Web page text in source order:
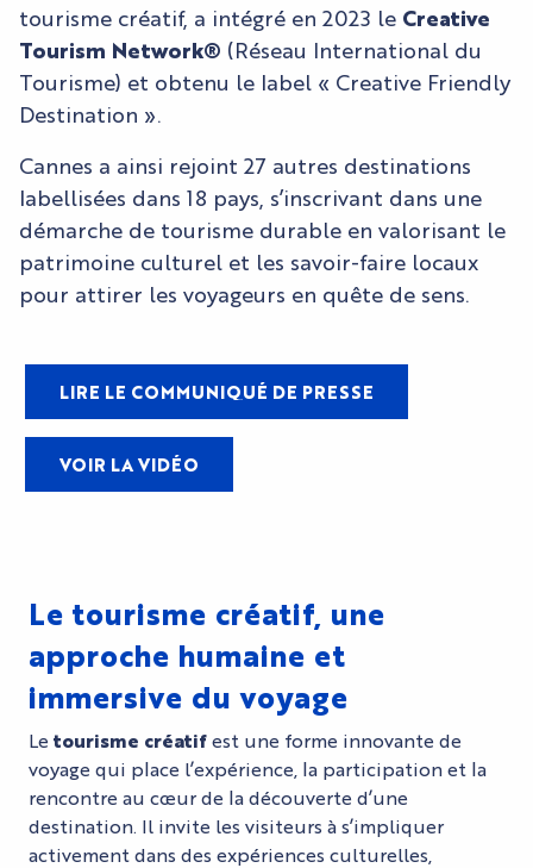
tourisme créatif, a intégré en 2023 le Creative
Tourism Network® (Réseau International du
Tourisme) et obtenu le label « Creative Friendly
Destination ».
Cannes a ainsi rejoint 27 autres destinations
labellisées dans 18 pays, s’inscrivant dans une
démarche de tourisme durable en valorisant le
patrimoine culturel et les savoir-faire locaux
pour attirer les voyageurs en quête de sens.
LIRE LE COMMUNIQUÉ DE PRESSE
VOIR LA VIDÉO
Le tourisme créatif, une
approche humaine et
immersive du voyage
Le tourisme créatifest une forme innovante de
voyage qui place l’expérience, la participation et la
rencontre au cœur de la découverte d’une
destination. Il invite les visiteurs à s’impliquer
activement dans des expériences culturelles,